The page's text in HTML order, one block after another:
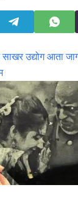
साखर उद्योग आता